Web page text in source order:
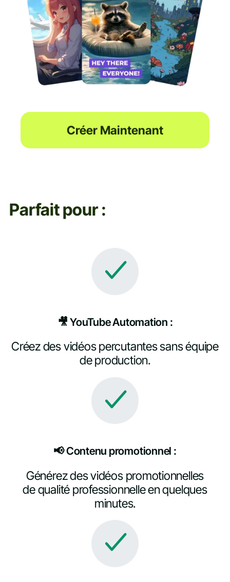
Créer Maintenant
Parfait pour :
🎥 YouTube Automation :
Créez des vidéos percutantes sans équipe
de production.
📢 Contenu promotionnel :
Générez des vidéos promotionnelles
de qualité professionnelle en quelques
minutes.